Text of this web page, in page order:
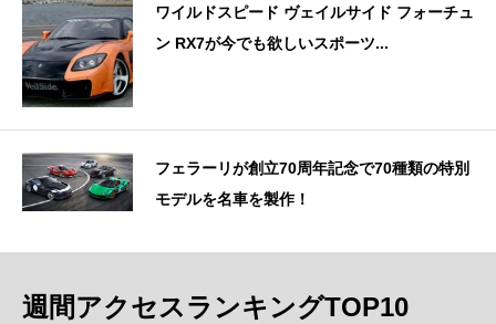
ワイルドスピード ヴェイルサイド フォーチュ
ン RX7が今でも欲しいスポーツ...
フェラーリが創立70周年記念で70種類の特別
モデルを名車を製作！
週間アクセスランキングTOP10